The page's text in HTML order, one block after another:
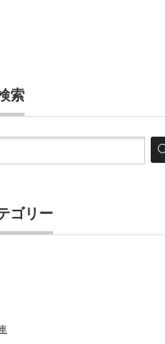
索
ゴリー